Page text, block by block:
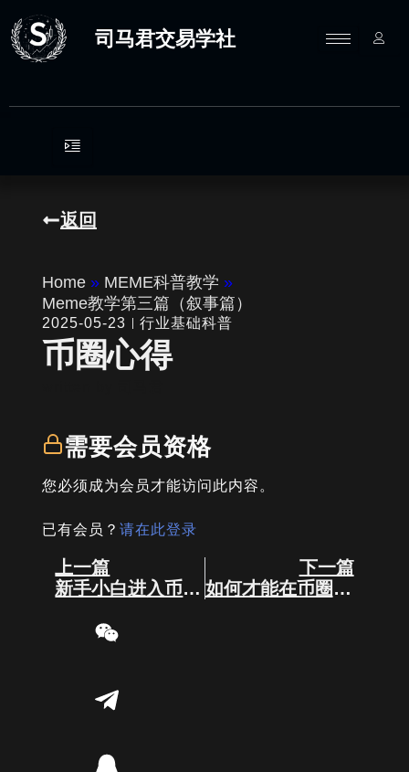
至
内
司马君交易学社
返回
Home » MEME科普教学 »
Meme教学第三篇（叙事篇）
2025-05-23 行业基础科普
币圈心得
需要会员资格
您必须成为会员才能访问此内容。
已有会员？ 请在此登录
Prev
上一篇
新手小白进入币圈需要多少资金合适？
下一篇
如何才能在币圈赚钱？